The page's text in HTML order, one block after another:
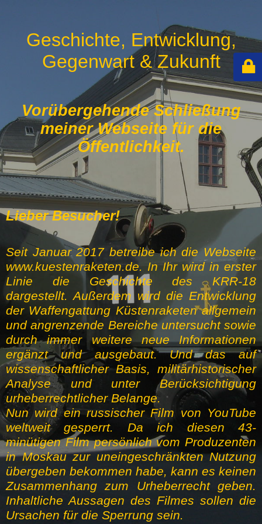
Geschichte, Entwicklung,
Gegenwart & Zukunft
Vorübergehende Schließung
meiner Webseite für die
Öffentlichkeit.
Lieber Besucher!
Seit Januar 2017 betreibe ich die Webseite
www.kuestenraketen.de. In Ihr wird in erster
Linie die Geschichte des KRR-18
dargestellt. Außerdem wird die Entwicklung
der Waffengattung Küstenraketen allgemein
und angrenzende Bereiche untersucht sowie
durch immer weitere neue Informationen
ergänzt und ausgebaut. Und das auf
wissenschaftlicher Basis, militärhistorischer
Analyse und unter Berücksichtigung
urheberrechtlicher Belange.
Nun wird ein russischer Film von YouTube
weltweit gesperrt. Da ich diesen 43-
minütigen Film persönlich vom Produzenten
in Moskau zur uneingeschränkten Nutzung
übergeben bekommen habe, kann es keinen
Zusammenhang zum Urheberrecht geben.
Inhaltliche Aussagen des Filmes sollen die
Ursachen für die Sperrung sein.